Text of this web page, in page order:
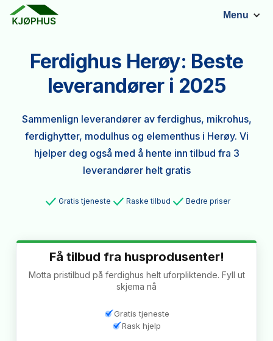
Menu
Ferdighus Herøy: Beste
leverandører i 2025
Sammenlign leverandører av ferdighus, mikrohus,
ferdighytter, modulhus og elementhus i Herøy. Vi
hjelper deg også med å hente inn tilbud fra 3
leverandører helt gratis
Gratis tjeneste Raske tilbud Bedre priser
Få tilbud fra husprodusenter!
Motta pristilbud på ferdighus helt uforpliktende. Fyll ut
skjema nå
Gratis tjeneste
Rask hjelp